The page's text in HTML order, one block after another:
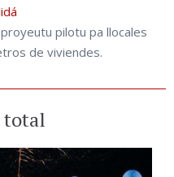
pilotu pa llocales
de viviendes.
total